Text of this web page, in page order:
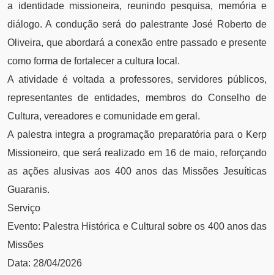
a identidade missioneira, reunindo pesquisa, memória e
diálogo. A condução será do palestrante José Roberto de
Oliveira, que abordará a conexão entre passado e presente
como forma de fortalecer a cultura local.
A atividade é voltada a professores, servidores públicos,
representantes de entidades, membros do Conselho de
Cultura, vereadores e comunidade em geral.
A palestra integra a programação preparatória para o Kerp
Missioneiro, que será realizado em 16 de maio, reforçando
as ações alusivas aos 400 anos das Missões Jesuíticas
Guaranis.
Serviço
Evento: Palestra Histórica e Cultural sobre os 400 anos das
Missões
Data: 28/04/2026